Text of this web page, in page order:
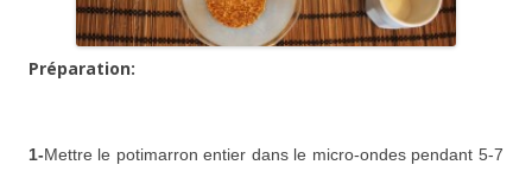
Préparation:
1-Mettre le potimarron entier dans le micro-ondes pendant 5-7